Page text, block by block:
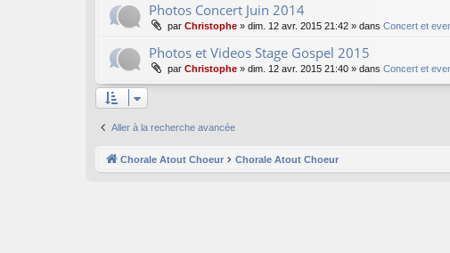
Photos Concert Juin 2014
par Christophe » dim. 12 avr. 2015 21:42 » dans Concert et
Photos et Videos Stage Gospel 2015
par Christophe » dim. 12 avr. 2015 21:40 » dans Concert et
Aller à la recherche avancée
Chorale Atout Choeur Chorale Atout Choeur